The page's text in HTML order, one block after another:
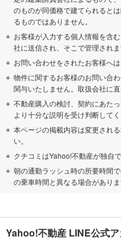
のものが同価格で建てられると
るものではありません。
お客様が入力する個人情報を含
社に送信され、そこで管理されま
お問い合わせをされたお客様へ
物件に関するお客様のお問い合
関与いたしません。取扱会社に直
不動産購入の検討、契約にあた
より十分な説明を受け判断してく
本ページの掲載内容は変更され
い。
クチコミはYahoo!不動産が独自
朝の通勤ラッシュ時の所要時間
の乗車時間と異なる場合がありま
Yahoo!不動産 LINE公式ア